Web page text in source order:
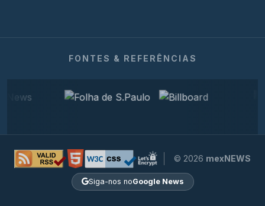
FONTES & REFERÊNCIAS
© 2026 mexNEWS
Siga-nos noGoogle News